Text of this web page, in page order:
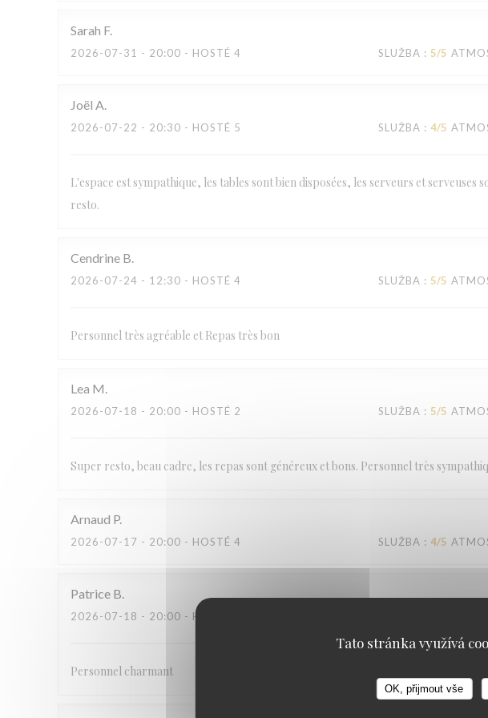
Tato stránka využívá
OK, přijmout vše
Sarah F
2026-07-31 - 20:00 - HOSTÉ 4 SLUŽBA : 5/5
Joël A
2026-07-22 - 20:30 - HOSTÉ 5 SLUŽBA : 4/5
L'espace est sympathique, les tables sont bien disposées, les serveurs et serveuses
resto.
Cendrine B
2026-07-24 - 12:30 - HOSTÉ 4 SLUŽBA : 5/5
Personnel très agréable et Repas très bon
Lea M
2026-07-18 - 20:00 - HOSTÉ 2 SLUŽBA : 5/5
Super resto, beau cadre, les repas sont généreux et bons. Personnel très
Arnaud P
2026-07-17 - 20:00 - HOSTÉ 4 SLUŽBA : 4/5
Patrice B
2026-07-18 - 20:00 - HOSTÉ 6
Personnel charmant